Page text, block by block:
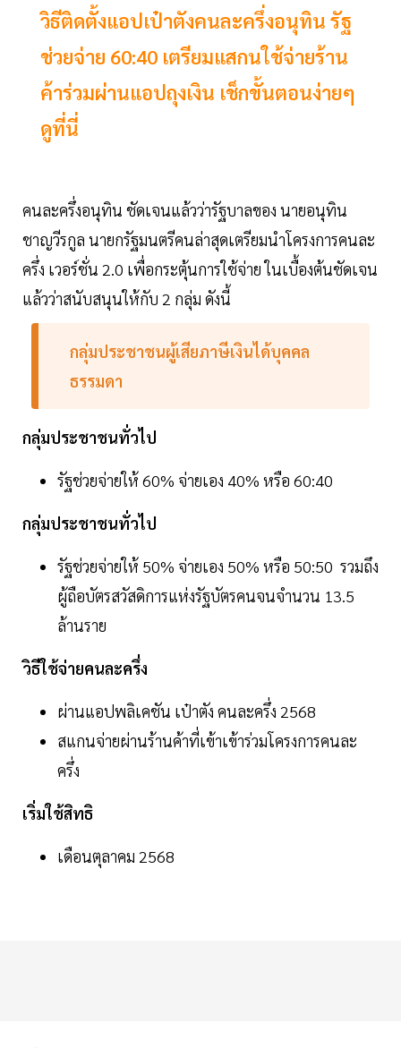
วิธีติดตั้งแอปเป๋าตังคนละครึ่งอนุทิน รัฐ
ช่วยจ่าย 60:40 เตรียมแสกนใช้จ่ายร้าน
ค้าร่วมผ่านแอปถุงเงิน เช็กขั้นตอนง่ายๆ
ดูที่นี่
คนละครึ่งอนุทิน ชัดเจนแล้วว่ารัฐบาลของ นายอนุทิน
ชาญวีรกูล นายกรัฐมนตรีคนล่าสุดเตรียมนำโครงการคนละ
ครึ่ง เวอร์ชั่น 2.0 เพื่อกระตุ้นการใช้จ่าย ในเบื้องต้นชัดเจน
แล้วว่าสนับสนุนให้กับ 2 กลุ่ม ดังนี้
กลุ่มประชาชนผู้เสียภาษีเงินได้บุคคล
ธรรมดา
กลุ่มประชาชนทั่วไป
รัฐช่วยจ่ายให้ 60% จ่ายเอง 40% หรือ 60:40
กลุ่มประชาชนทั่วไป
รัฐช่วยจ่ายให้ 50% จ่ายเอง 50% หรือ 50:50 รวมถึง
ผู้ถือบัตรสวัสดิการแห่งรัฐบัตรคนจนจำนวน 13.5
ล้านราย
วิธีใช้จ่ายคนละครึ่ง
ผ่านแอปพลิเคชัน เป๋าตัง คนละครึ่ง 2568
สแกนจ่ายผ่านร้านค้าที่เข้าเข้าร่วมโครงการคนละ
ครึ่ง
เริ่มใช้สิทธิ
เดือนตุลาคม 2568